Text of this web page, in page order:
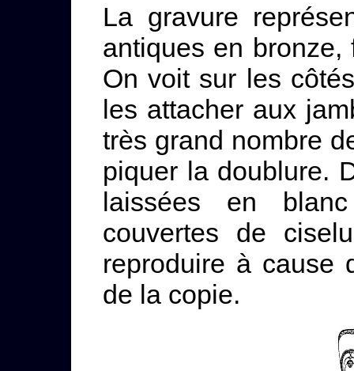
La gravure
antiques en
On voit sur les
les attacher aux
très grand nombre
piquer la doublure.
laissées en
couvertes de
reproduire à cause
de la copie.